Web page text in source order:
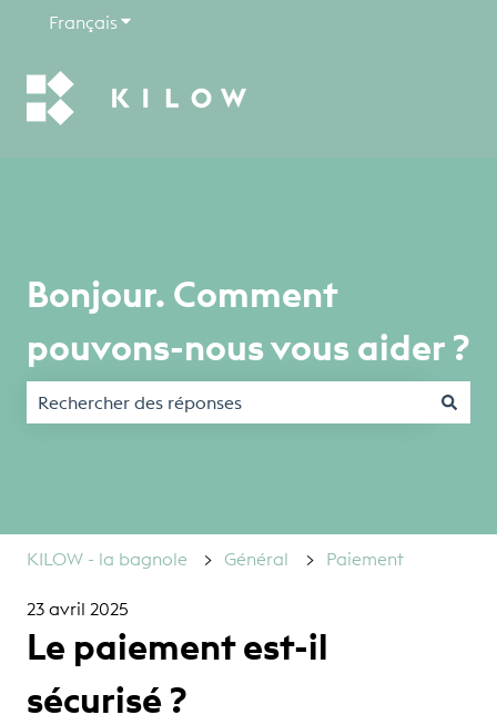
Français Afficher le sous-menu pour les traductions
Bonjour. Comment
pouvons-nous vous aider ?
KILOW - la bagnole Général Paiement
23 avril 2025
Le paiement est-il
sécurisé ?